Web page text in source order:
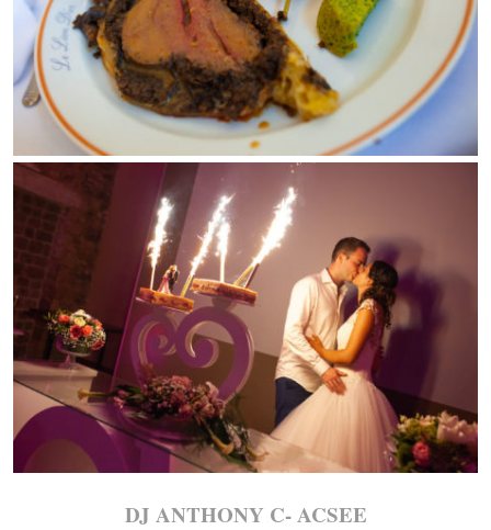
DJ ANTHONY C- ACSEE